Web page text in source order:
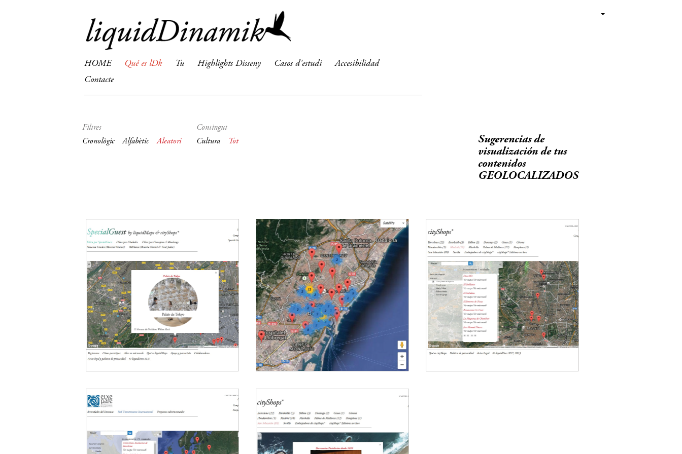
HOME Qué es lDk Tu Highlights Disseny Casos d'estudi
Accesibilidad
Contacte
Filtres
Cronològic
Alfabètic Aleatori
Contingut
Cultura
Tot
Sugerencias de
visualización de tus
contenidos
GEOLOCALIZADOS
2009
Etxepare Euskal
Institutua
SpecialGuest
Geolocalización
SpecialGuest 2.0
Magazine multimedia
2009
liquidMaps 2.0
Geolocalización
liquidMaps 2.0
Plataforma Cultural y Social
2016
CityShops
Geolocalización
CityShops 2.0
2036
CityShops